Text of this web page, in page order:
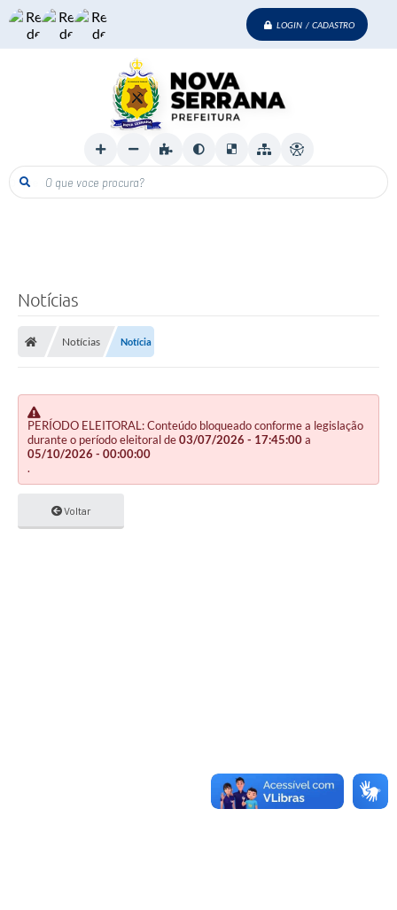
LOGIN / CADASTRO
O que voce procura?
Notícias
Notícias Notícia
PERÍODO ELEITORAL: Conteúdo bloqueado conforme a legislação
durante o período eleitoral de03/07/2026 - 17:45:00a
05/10/2026 - 00:00:00
.
Voltar